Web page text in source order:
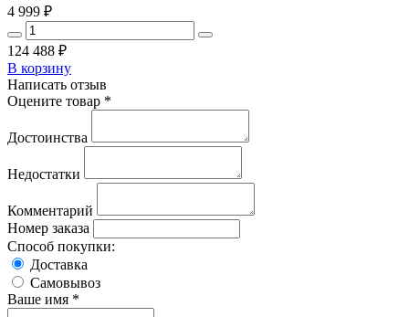
4 999 ₽
124 488 ₽
В корзину
Написать отзыв
Оцените товар *
Достоинства
Недостатки
Комментарий
Номер заказа
Способ покупки:
Доставка
Самовывоз
Ваше имя *